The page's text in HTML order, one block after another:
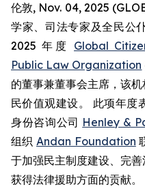
伦敦, Nov. 04, 2025
学家、司法专家及全民公
2025 年度 Global
Public Law Organization
的董事兼董事会主席，该
民价值观建设。 此项年度
身份咨询公司 Henley &
组织Andan Foundation
于加强民主制度建设、完
获得法律援助方面的贡献。